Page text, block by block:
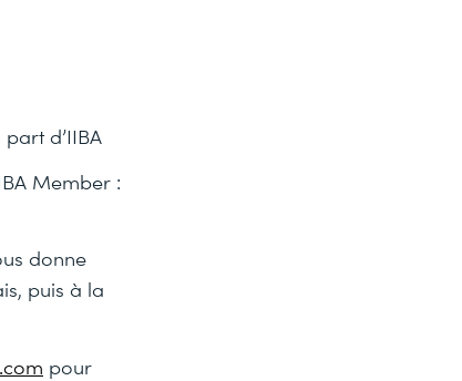
d’IIBA
Member :
donne
puis à la
pour